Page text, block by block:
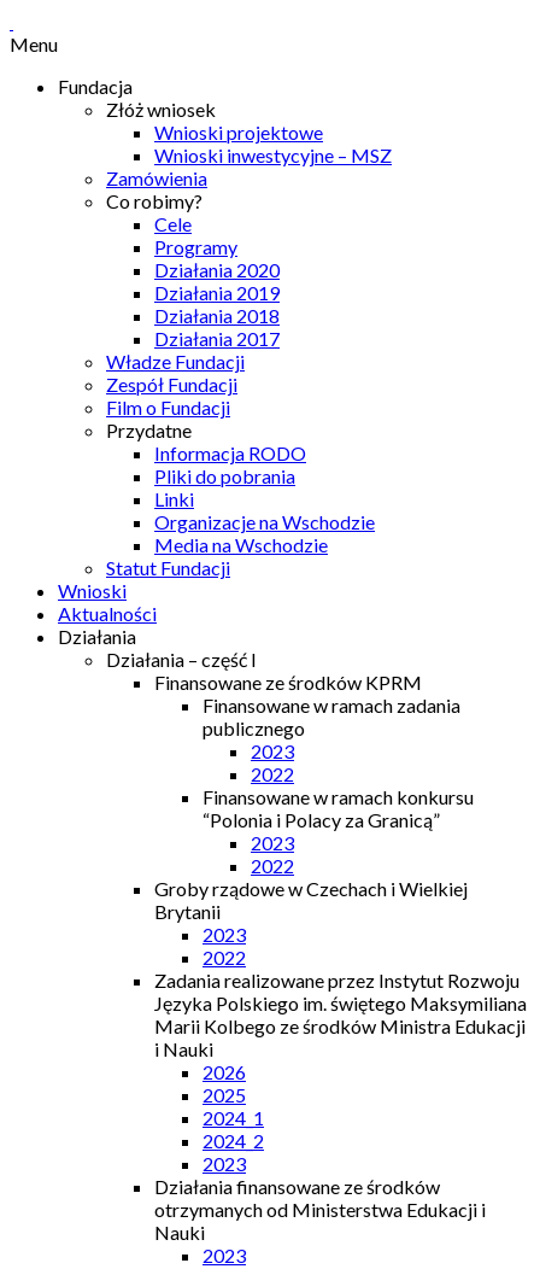
Menu
Fundacja
Złóż wniosek
Wnioski projektowe
Wnioski inwestycyjne – MSZ
Zamówienia
Co robimy?
Cele
Programy
Działania 2020
Działania 2019
Działania 2018
Działania 2017
Władze Fundacji
Zespół Fundacji
Film o Fundacji
Przydatne
Informacja RODO
Pliki do pobrania
Linki
Organizacje na Wschodzie
Media na Wschodzie
Statut Fundacji
Wnioski
Aktualności
Działania
Działania – część I
Finansowane ze środków KPRM
Finansowane w ramach zadania
publicznego
2023
2022
Finansowane w ramach konkursu
“Polonia i Polacy za Granicą”
2023
2022
Groby rządowe w Czechach i Wielkiej
Brytanii
2023
2022
Zadania realizowane przez Instytut Rozwoju
Języka Polskiego im. świętego Maksymiliana
Marii Kolbego ze środków Ministra Edukacji
i Nauki
2026
2025
2024_1
2024_2
2023
Działania finansowane ze środków
otrzymanych od Ministerstwa Edukacji i
Nauki
2023